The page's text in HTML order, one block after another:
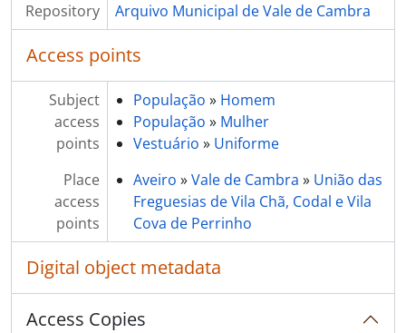
Repository
Arquivo Municipal de Vale de Cambra
Access points
Subject
access
points
População » Homem
População » Mulher
Vestuário » Uniforme
Place
access
points
Aveiro »Vale de Cambra » União das
Freguesias de Vila Chã, Codal e Vila
Cova de Perrinho
Digital object metadata
Access Copies